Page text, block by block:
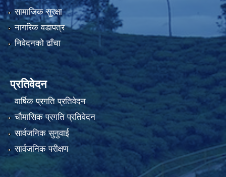
सामाजिक सुरक्षा
नागरिक वडापत्र
निवेदनको ढाँचा
प्रतिवेदन
वार्षिक प्रगति प्रतिवेदन
चौमासिक प्रगति प्रतिवेदन
सार्वजनिक सुनुवाई
सार्वजनिक परीक्षण